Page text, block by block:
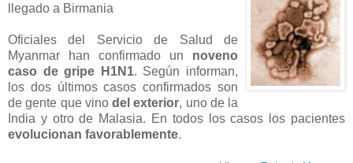
llegado a Birmania
Oficiales del Servicio de Salud de
Myanmar han confirmado un noveno
caso de gripe H1N1. Según informan,
los dos últimos casos confirmados son
de gente que vino del exterior, uno de la
India y otro de Malasia. En todos los casos los pacientes
evolucionan favorablemente.